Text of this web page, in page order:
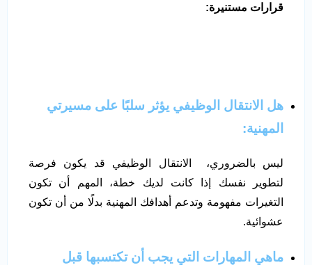
قرارات مستنيرة:
هل الانتقال الوظيفي يؤثر سلبًا على مسيرتي
المهنية:
ليس بالضروري، الانتقال الوظيفي قد يكون فرصة
لتطوير نفسك إذا كانت لديك خطة، المهم أن تكون
التغيرات مفهومة وتدعم أهدافك المهنية بدلًا من أن تكون
عشوائية.
ماهي المهارات التي يجب أن تكتسبها قبل